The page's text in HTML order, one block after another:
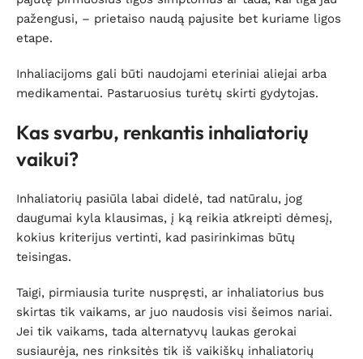
pažengusi, – prietaiso naudą pajusite bet kuriame ligos
etape.
Inhaliacijoms gali būti naudojami eteriniai aliejai arba
medikamentai. Pastaruosius turėtų skirti gydytojas.
Kas svarbu, renkantis inhaliatorių
vaikui?
Inhaliatorių pasiūla labai didelė, tad natūralu, jog
daugumai kyla klausimas, į ką reikia atkreipti dėmesį,
kokius kriterijus vertinti, kad pasirinkimas būtų
teisingas.
Taigi, pirmiausia turite nuspręsti, ar inhaliatorius bus
skirtas tik vaikams, ar juo naudosis visi šeimos nariai.
Jei tik vaikams, tada alternatyvų laukas gerokai
susiaurėja, nes rinksitės tik iš vaikiškų inhaliatorių